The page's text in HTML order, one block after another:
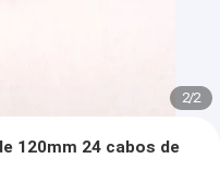
2/2
120mm 24 cabos de